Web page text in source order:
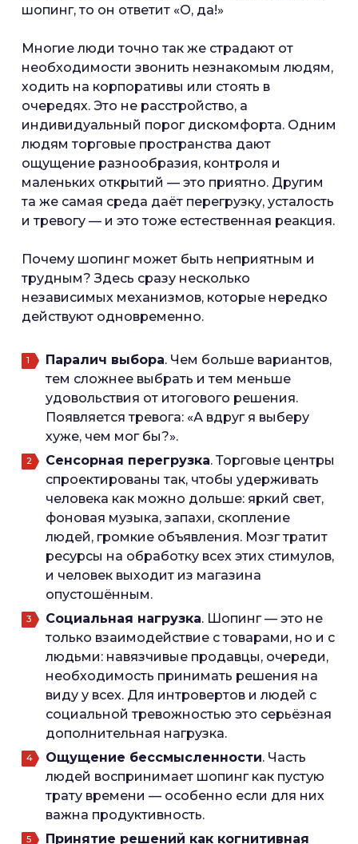
шопинг, то он ответит «О, да!»
Многие люди точно так же страдают от
необходимости звонить незнакомым людям,
ходить на корпоративы или стоять в
очередях. Это не расстройство, а
индивидуальный порог дискомфорта. Одним
людям торговые пространства дают
ощущение разнообразия, контроля и
маленьких открытий — это приятно. Другим
та же самая среда даёт перегрузку, усталость
и тревогу — и это тоже естественная реакция.
Почему шопинг может быть неприятным и
трудным? Здесь сразу несколько
независимых механизмов, которые нередко
действуют одновременно.
Паралич выбора. Чем больше вариантов,
тем сложнее выбрать и тем меньше
удовольствия от итогового решения.
Появляется тревога: «А вдруг я выберу
хуже, чем мог бы?».
Сенсорная перегрузка. Торговые центры
спроектированы так, чтобы удерживать
человека как можно дольше: яркий свет,
фоновая музыка, запахи, скопление
людей, громкие объявления. Мозг тратит
ресурсы на обработку всех этих стимулов,
и человек выходит из магазина
опустошённым.
Социальная нагрузка. Шопинг — это не
только взаимодействие с товарами, но и с
людьми: навязчивые продавцы, очереди,
необходимость принимать решения на
виду у всех. Для интровертов и людей с
социальной тревожностью это серьёзная
дополнительная нагрузка.
Ощущение бессмысленности. Часть
людей воспринимает шопинг как пустую
трату времени — особенно если для них
важна продуктивность.
Принятие решений как когнитивная